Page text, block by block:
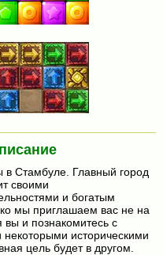
в Стамбуле. Главный город
своими
и богатым
мы приглашаем вас не на
вы и познакомитесь с
некоторыми историческими
цель будет в другом.